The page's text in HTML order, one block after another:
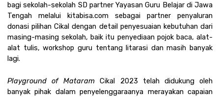
bagi sekolah-sekolah SD partner Yayasan Guru Belajar di Jawa
Tengah melalui kitabisa.com sebagai partner penyaluran
donasi pilihan Cikal dengan detail penyesuaian kebutuhan dari
masing-masing sekolah, baik itu penyediaan pojok baca, alat-
alat tulis, workshop guru tentang litarasi dan masih banyak
lagi.
Playground of Mataram Cikal 2023 telah didukung oleh
banyak pihak dalam penyelenggaraanya merayakan capaian